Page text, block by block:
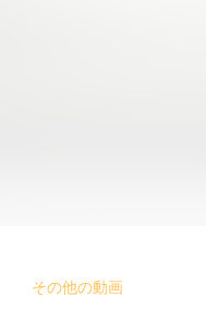
その他の動画